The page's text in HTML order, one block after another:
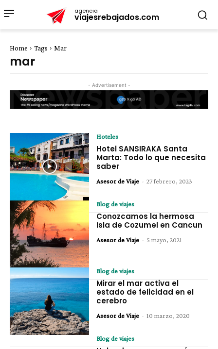
agencia
viajesrebajados.com
Home Tags Mar
mar
- Advertisement -
Hoteles
Hotel SANSIRAKA Santa
Marta: Todo lo que necesita
saber
Asesor de Viaje - 27 febrero, 2023
Blog de viajes
Conozcamos la hermosa
Isla de Cozumel en Cancun
Asesor de Viaje - 5 mayo, 2021
Blog de viajes
Mirar el mar activa el
estado de felicidad en el
cerebro
Asesor de Viaje - 10 marzo, 2020
Blog de viajes